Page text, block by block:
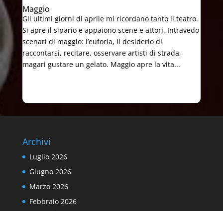
Maggio
Gli ultimi giorni di aprile mi ricordano tanto il teatro.
Si apre il sipario e appaiono scene e attori. Intravedo
scenari di maggio: l’euforia, il desiderio di
raccontarsi, recitare, osservare artisti di strada,
magari gustare un gelato. Maggio apre la vita...
Archivi
Luglio 2026
Giugno 2026
Marzo 2026
Febbraio 2026